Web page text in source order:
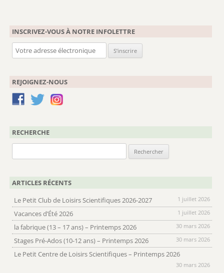
INSCRIVEZ-VOUS À NOTRE INFOLETTRE
REJOIGNEZ-NOUS
RECHERCHE
ARTICLES RÉCENTS
Le Petit Club de Loisirs Scientifiques 2026-2027
1 juillet 2026
Vacances d’Été 2026 1 juillet 2026
la fabrique (13 – 17 ans) – Printemps 2026 30 mars 2026
Stages Pré-Ados (10-12 ans) – Printemps 2026 30 mars 2026
Le Petit Centre de Loisirs Scientifiques – Printemps 2026
30 mars 2026